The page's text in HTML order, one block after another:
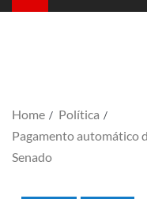
Home
Política
Pagamento automático
Senado